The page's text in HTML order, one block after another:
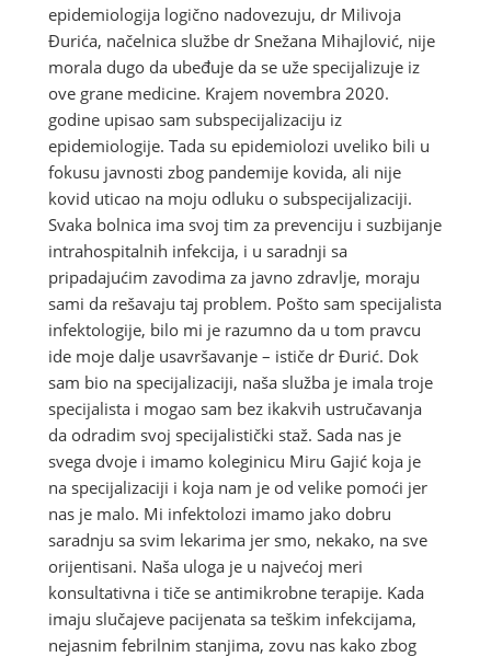
epidemiologija logično nadovezuju, dr Milivoja
Đurića, načelnica službe dr Snežana Mihajlović, nije
morala dugo da ubeđuje da se uže specijalizuje iz
ove grane medicine. Krajem novembra 2020.
godine upisao sam subspecijalizaciju iz
epidemiologije. Tada su epidemiolozi uveliko bili u
fokusu javnosti zbog pandemije kovida, ali nije
kovid uticao na moju odluku o subspecijalizaciji.
Svaka bolnica ima svoj tim za prevenciju i suzbijanje
intrahospitalnih infekcija, i u saradnji sa
pripadajućim zavodima za javno zdravlje, moraju
sami da rešavaju taj problem. Pošto sam specijalista
infektologije, bilo mi je razumno da u tom pravcu
ide moje dalje usavršavanje – ističe dr Đurić. Dok
sam bio na specijalizaciji, naša služba je imala troje
specijalista i mogao sam bez ikakvih ustručavanja
da odradim svoj specijalistički staž. Sada nas je
svega dvoje i imamo koleginicu Miru Gajić koja je
na specijalizaciji i koja nam je od velike pomoći jer
nas je malo. Mi infektolozi imamo jako dobru
saradnju sa svim lekarima jer smo, nekako, na sve
orijentisani. Naša uloga je u najvećoj meri
konsultativna i tiče se antimikrobne terapije. Kada
imaju slučajeve pacijenata sa teškim infekcijama,
nejasnim febrilnim stanjima, zovu nas kako zbog